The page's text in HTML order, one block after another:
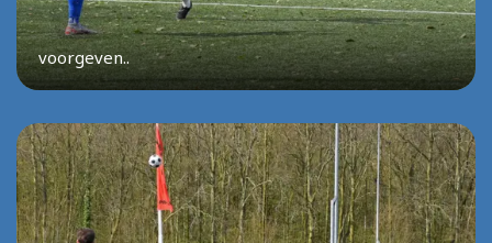
voorgeven..